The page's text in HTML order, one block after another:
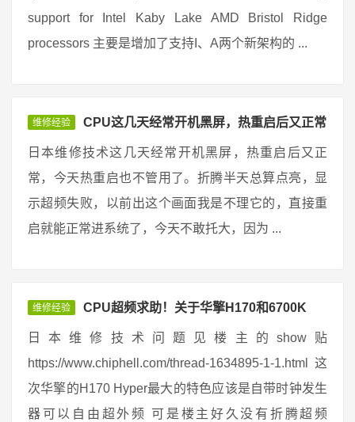
support for Intel Kaby Lake AMD Bristol Ridge
processors 主要是增加了支持I、A两个新架构的 ...
维修经验 CPU这几天经常开机黑屏，热重启后又正常
日本维修技术这几天经常开机黑屏，热重启后又正
常，今天热重启也不管用了。折腾半天总算点亮，显
示超频失败，以前出这个画面我是不理它的，直接重
启就能正常进系统了，今天不敢托大，因为 ...
维修经验 CPU超频求助！关于华擎H170和6700K
日本维修技术问题见楼主的show贴
https://www.chiphell.com/thread-1634895-1-1.html 这
次华擎的H170 Hyper最大的特色应该是自带时钟发生
器可以自由超外频 可是楼主好久没有折腾超频